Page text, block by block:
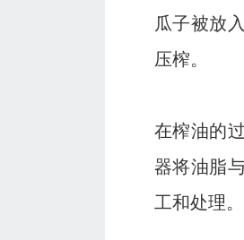
瓜子被放
压榨。
在榨油的
器将油脂
工和处理。